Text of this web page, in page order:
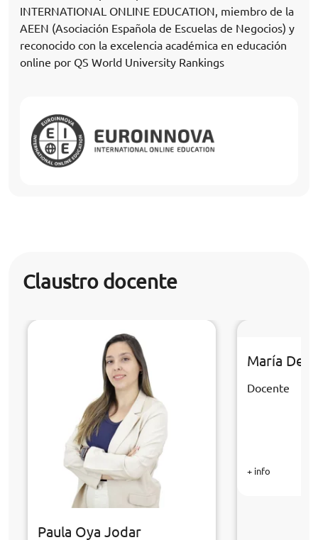
INTERNATIONAL ONLINE EDUCATION, miembro de la
AEEN (Asociación Española de Escuelas de Negocios) y
reconocido con la excelencia académica en educación
online por QS World University Rankings
Claustro docente
Paula Oya Jodar
María Del
Docente
+ info